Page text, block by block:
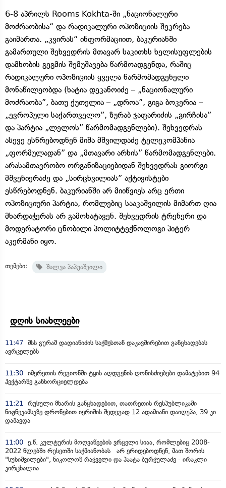
6-8 აპრილს Rooms Kokhta-ში „ნაციონალური
მოძრაობისა“ და რადიკალური ოპოზიციის შეკრება
გაიმართა. „კვირას“ ინფორმაციით, ბაკურიანში
გამართული შეხვედრის მთავარ საკითხს ხელისუფლების
დამხობის გეგმის შემუშავება წარმოადგენდა, რაშიც
რადიკალური ოპოზიციის ყველა წარმომადგენელი
მონაწილეობდა (ხატია დეკანოიძე – „ნაციონალური
მოძრაობა”, ბათუ ქუთელია – „დროა”, გიგა ბოკერია –
„ევროპული საქართველო”, ზურაბ ჯაფარიძის „გირჩისა”
და პარტია „ლელოს” წარმომადგენლები). შეხვედრას
ასევე ესწრებოდნენ მიშა მშვილდაძე ტელეკომპანია
„ფორმულადან” და „მთავარი არხის” წარმომადგენლები.
არასამთავრობო ორგანიზაციებიდან შეხვედრას გიორგი
მშვენიერაძე და „სირცხვილიას” აქტივისტები
ესწრებოდნენ. ბაკურიანში არ მიიწვიეს არც ერთი
ოპოზიციური პარტია, რომლებიც სააკაშვილის მიმართ ღია
მხარდაჭერას არ გამოხატავენ. შეხვედრის ტრენერი და
მოდერატორი ცნობილი პოლიტტექნოლოგი პიტერ
აკერმანი იყო.
თემები: შალვა პაპუაშვილი
დღის სიახლეები
11:47 შსს გურამ დადიანიძის საქმესთან დაკავშირებით განცხადებას
ავრცელებს
11:30 იმერეთის რეგიონში ტყის აღდგენის ღონისძიებები დამატებით 94
ჰექტარზე განხორციელდება
11:21
რუსული მხარის განცხადებით, თათრეთის რესპუბლიკაში
ნიჟნეკამსკზე დრონებით იერიშის შედეგად 12 ადამიანი დაიღუპა, 39 კი
დაშავდა
11:00 ე.წ. კულტურის მოღვაწეების ვრცელი სიაა, რომლებიც 2008-
2022 წლებში რუსეთში საქმიანობას არ ერიდებოდნენ, მათ შორის
"სუხიშვილები", ნიკოლოზ რაჭველი და პაატა ბურჭულაძე - ირაკლი
კირცხალია